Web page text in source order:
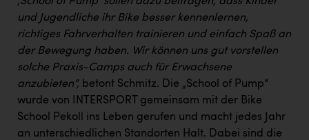
und Jugendliche ihr Bike besser kennenlernen,
richtiges Fahrverhalten trainieren und einfach Spaß an
der Bewegung haben. Wir können uns gut vorstellen
solche Praxis-Camps auch für Erwachsene
anzubieten“, betont Schmitz. Die „School of Pump“
wurde von INTERSPORT gemeinsam mit der Bike
School Pekoll ins Leben gerufen und macht jedes Jahr
an unterschiedlichen Standorten Halt. Dabei sind die